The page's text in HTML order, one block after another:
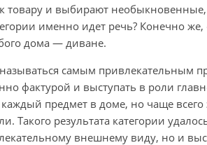
товару и выбирают
именно идет речь? Конечно
дома — диване.
самым привлекательным
фактурой и выступать в роли
каждый предмет в доме, но чаще всего
Такого результата категории
внешнему виду, но и